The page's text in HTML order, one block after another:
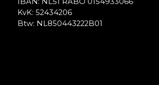
KvK: 52434206
Btw: NL850443222B01